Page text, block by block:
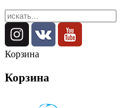
Корзина
Корзина